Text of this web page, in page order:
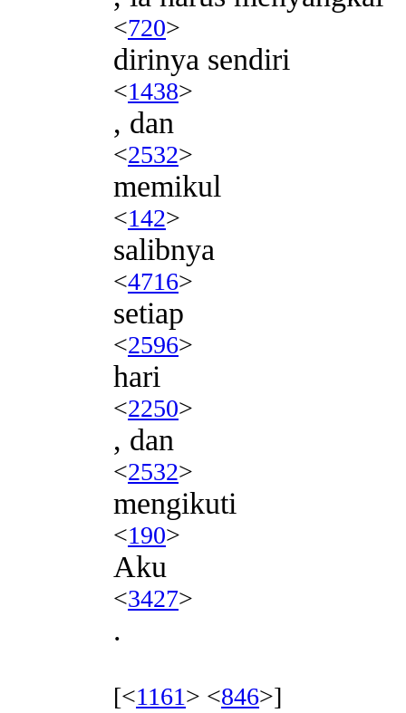
<720>
dirinya sendiri
<1438>
, dan
<2532>
memikul
<142>
salibnya
<4716>
setiap
<2596>
hari
<2250>
, dan
<2532>
mengikuti
<190>
Aku
<3427>
.
[<1161> <846>]